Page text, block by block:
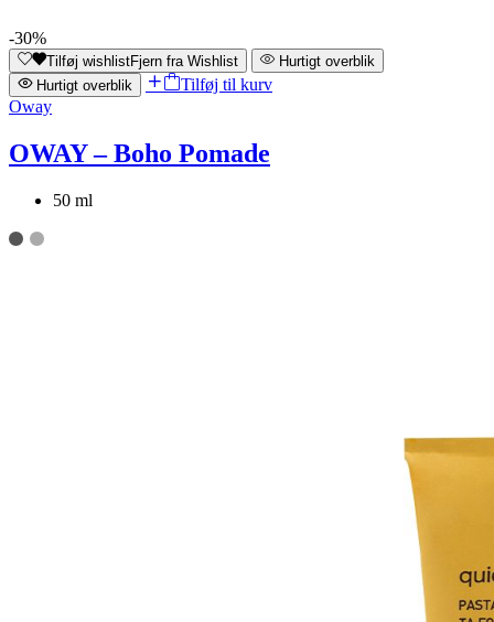
-30%
Tilføj wishlistFjern fra Wishlist
Hurtigt overblik
Hurtigt overblik
Tilføj til kurv
Oway
OWAY – Boho Pomade
50 ml